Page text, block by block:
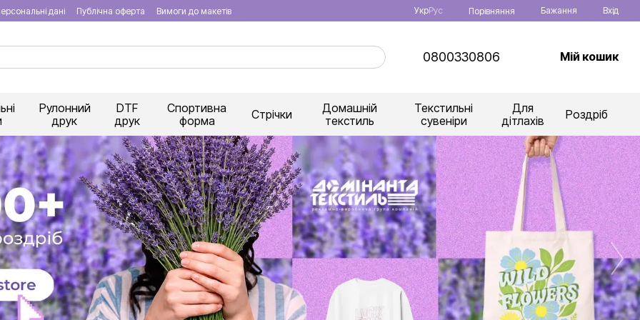
дані Публічна оферта Вимоги до макетів УкрРус Порівняння Бажання Вхід
0800330806 Мій кошик
Рулонний
друк
DTF
друк
Спортивна
форма
Стрічки
Домашній
текстиль
Текстильні
сувеніри
Для
дітлахів
Роздріб